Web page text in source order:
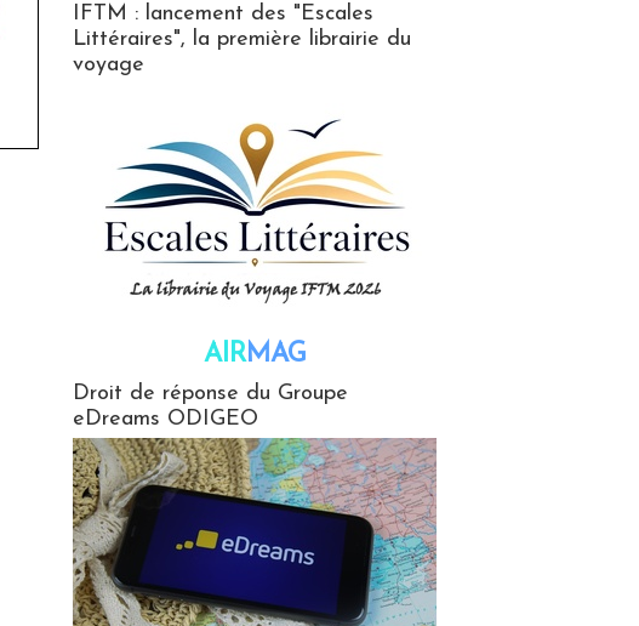
IFTM : lancement des "Escales
Littéraires", la première librairie du
voyage
AIRMAG
Droit de réponse du Groupe
eDreams ODIGEO